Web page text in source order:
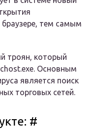
тем самым
троян, который
Основным
является поиск
торговых сетей.
#